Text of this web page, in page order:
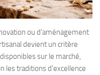
ou d'aménagement
devient un critère
sur le marché,
les traditions d'excellence